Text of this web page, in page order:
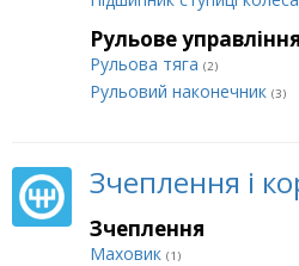
Рульове управління
Рульова тяга (2)
Рульовий наконечник (3)
Зчеплення і
Зчеплення
Маховик (1)